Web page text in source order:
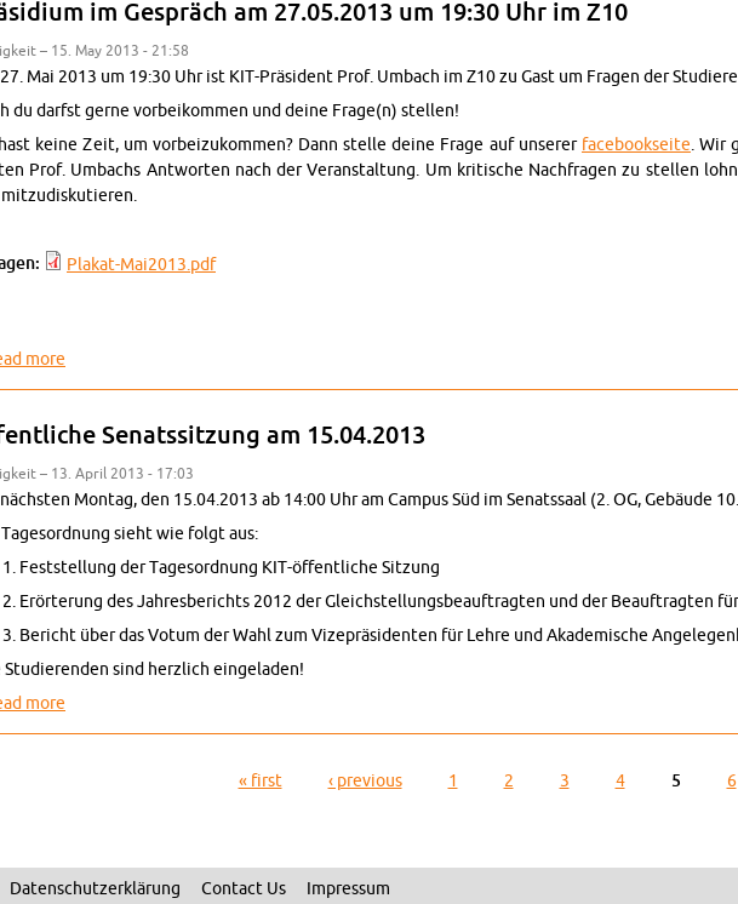
im Gespräch am 27.05.2013 um 19:30 Uhr im Z10
– 15. May 2013 - 21:58
Mai 2013 um 19:30 Uhr ist KIT-Präsident Prof. Um­bach im Z10 zu Gast um Fra­gen der
du darfst gerne vor­beikom­men und deine Frage(n) stellen!
keine Zeit, um vor­beizukom­men? Dann stelle deine Frage auf un­serer face­book­seite. Wir
Prof. Um­bachs Antworten nach der Ve­r­anstal­tung. Um kri­tis­che Nach­fra­gen zu stellen
Plakat-​Mai2013.​pdf
more
Sen­atssitzung am 15.04.2013
– 13. April 2013 - 17:03
Mon­tag, den 15.04.2013 ab 14:00 Uhr am Cam­pus Süd im Sen­atssaal (2. OG,
sieht wie folgt aus:
Fest­stel­lung der Tage­sor­d­nung KIT-öffentliche Sitzung
Erörterung des Jahres­berichts 2012 der Gle­ich­stel­lungs­beauf­tragten und der Beauf­tragten
Bericht über das Votum der Wahl zum Vizepräsiden­ten für Lehre und Akademis­che
Studieren­den sind her­zlich ein­ge­laden!
more
« first ‹ pre­vi­ous 1 2 3 4 5 6
Daten­schutzerklärung Con­tact Us Im­pres­sum